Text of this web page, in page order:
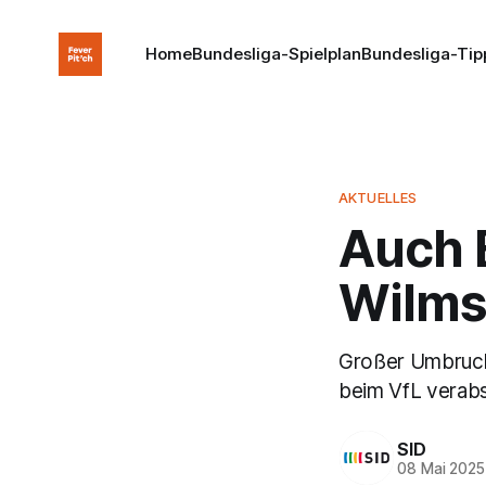
HomeBundesliga-SpielplanBundesliga-
AKTUELLES
Auch
Großer
beim VfL
SID
08 Mai 2025